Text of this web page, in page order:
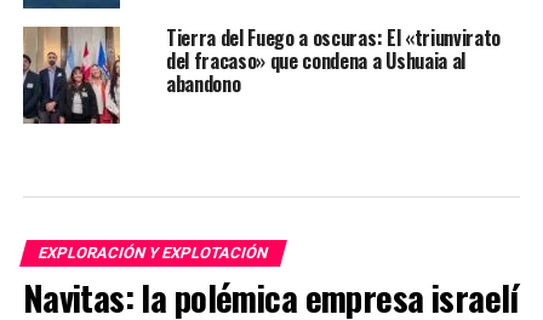
Tierra del Fuego a oscuras: El «triunvirato
del fracaso» que condena a Ushuaia al
abandono
EXPLORACIÓN Y EXPLOTACIÓN
Navitas: la polémica empresa israelí